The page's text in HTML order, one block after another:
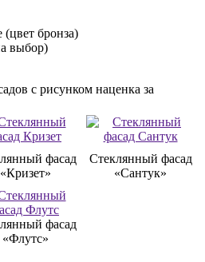
(цвет бронза)
выбор)
с рисунком наценка за
фасад
«Кризет»
Стеклянный фасад
«Сантук»
фасад
«Флутс»